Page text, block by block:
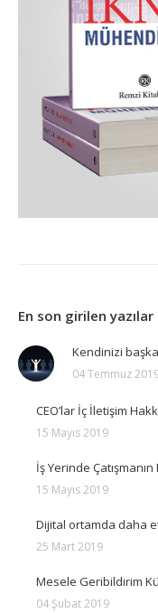
En son girilen yazılar
Kendinizi
04 Temmuz
CEO’lar İç İletişim
15 Mayıs 2019
İş Yerinde
15 Mayıs 2019
Dijital ortamda daha
25 Mart 2019
Mesele Geribildirim
04 Şubat 2019